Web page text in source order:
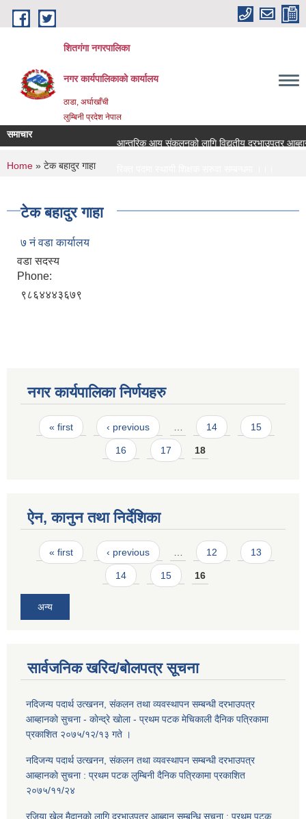
Skip to main content
शितगंगा नगरपालिका
नगर कार्यपालिकाकाे कार्यालय
ठाडा, अर्घाखाँची
लुम्बिनी प्रदेश नेपाल
समाचार
आन्तरिक आय संकलनको लागि विद्युतीय दरभाउपत्र
You are here
Home » टेक बहादुर गाहा
टेक बहादुर गाहा
७ नं वडा कार्यालय
वडा सदस्य
Phone:
९८६४४४३६७९
नगर कार्यपालिका निर्णयहरु
Pages
« first ‹ previous … 14 15
16 17 18
ऐन, कानुन तथा निर्देशिका
Pages
« first ‹ previous 12 13
14 15 16
अन्य
सार्वजनिक खरिद/बोलपत्र सूचना
नदिजन्य पदार्थ उत्खनन, संकलन तथा व्यवस्थापन सम्बन्धी दरभाउपत्र
आब्हानकाे सुचना - काेन्द्रे खाेला - प्रथम पटक मेचिकाली दैनिक पत्रिकामा
प्रकाशित २०७५/१२/१३ गते ।
नदिजन्य पदार्थ उत्खनन, संकलन तथा व्यवस्थापन सम्बन्धी दरभाउपत्र
आब्हानकाे सुचना : प्रथम पटक लुम्बिनी दैनिक पत्रिकामा प्रकाशित
२०७५/११/२४
रजिया खेल मैदानकाे लागि दरभाउपत्र आब्हान सम्बन्धि सूचना : प्रथम पटक